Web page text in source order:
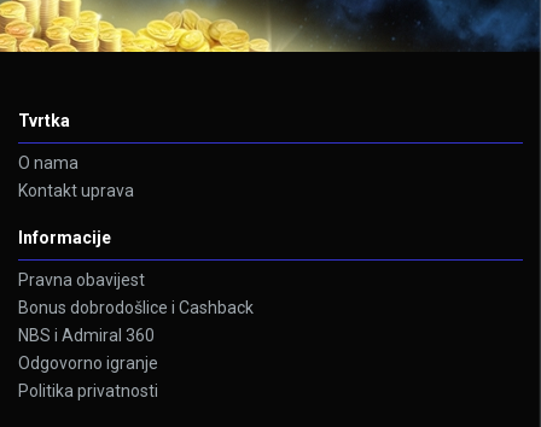
Tvrtka
O nama
Kontakt uprava
Informacije
Pravna obavijest
Bonus dobrodošlice i Cashback
NBS i Admiral 360
Odgovorno igranje
Politika privatnosti